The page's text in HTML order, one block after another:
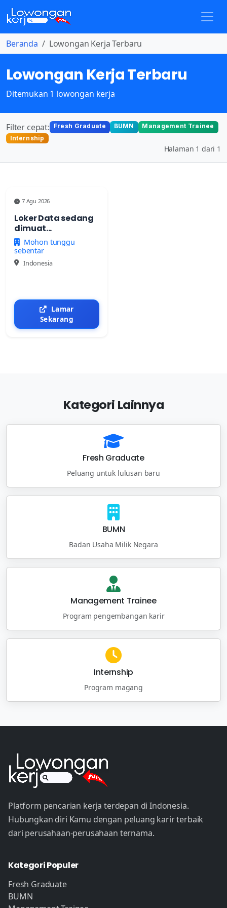
Beranda Lowongan Kerja Terbaru
Lowongan Kerja Terbaru
Ditemukan 1 lowongan kerja
Filter cepat: Fresh Graduate BUMN
Management Trainee
Internship
Halaman 1 dari 1
7 Agu 2026
Loker Data sedang
dimuat...
Mohon tunggu
sebentar
Indonesia
Lamar
Sekarang
Kategori Lainnya
Fresh Graduate
Peluang untuk lulusan baru
BUMN
Badan Usaha Milik Negara
Management Trainee
Program pengembangan karir
Internship
Program magang
Platform pencarian kerja terdepan di Indonesia.
Hubungkan diri Kamu dengan peluang karir terbaik
dari perusahaan-perusahaan ternama.
Kategori Populer
Fresh Graduate
BUMN